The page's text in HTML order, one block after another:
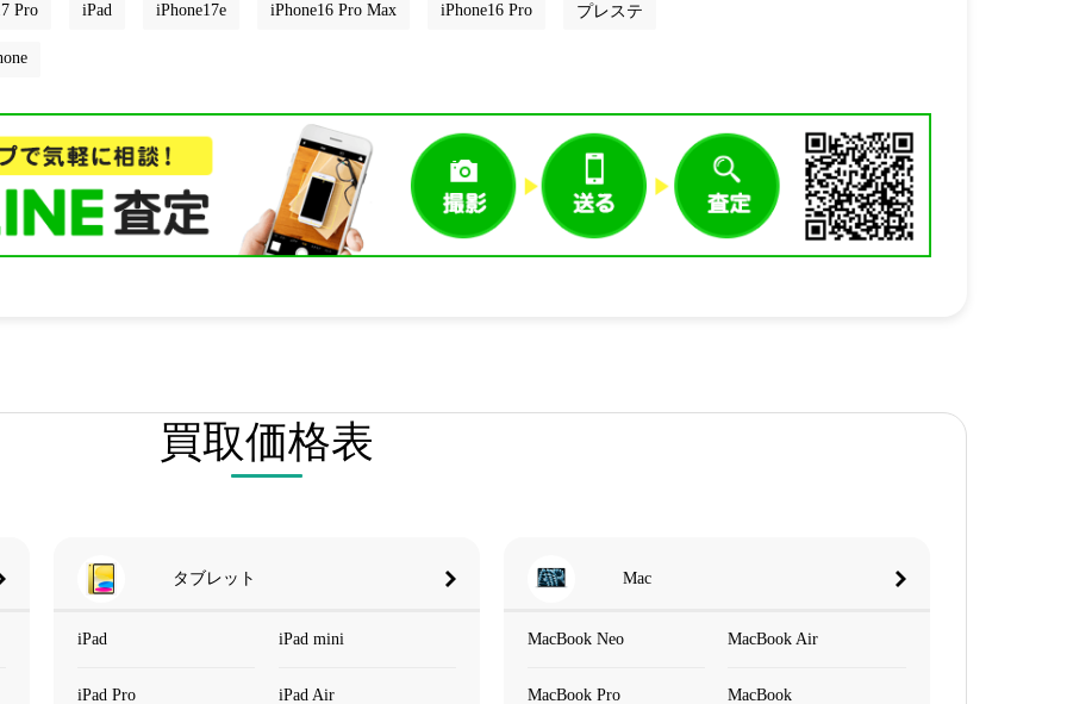
Pro iPad iPhone17e iPhone16 Pro Max iPhone16 Pro プレステ
買取価格表
タブレット
iPad iPad mini
iPad Pro iPad Air
Mac
MacBook Neo MacBook Air
MacBook Pro MacBook